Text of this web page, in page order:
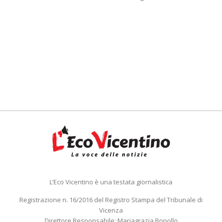
L’Eco Vicentino è una testata giornalistica
Registrazione n. 16/2016 del Registro Stampa del Tribunale di
Vicenza